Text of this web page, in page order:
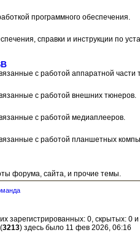
программного обеспечения.
справки и инструкции по
с работой аппаратной части
с работой внешних тюнеров.
с работой медиаплееров.
с работой планшетных
форума, сайта, и прочие темы.
зарегистрированных: 0, скрытых: 0
3213) здесь было 11 фев 2026, 06:16